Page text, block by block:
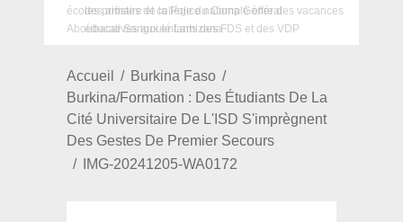
écoles primaire et collège du Camp Général
Aboubacar Sangoulé Lamizana
Accueil
Burkina Faso
Burkina/Formation : Des Étudiants De La
Cité Universitaire De L'ISD S'imprègnent
Des Gestes De Premier Secours
IMG-20241205-WA0172